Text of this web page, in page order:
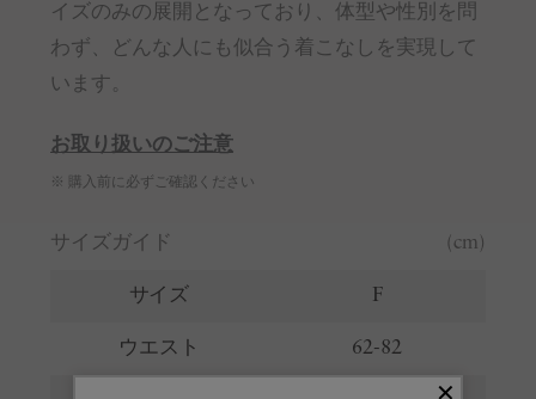
イズのみの展開となっており、体型や性別を問
わず、どんな人にも似合う着こなしを実現して
います。
お取り扱いのご注意
※ 購入前に必ずご確認ください
サイズガイド (cm)
サイズ F
ウエスト 62-82